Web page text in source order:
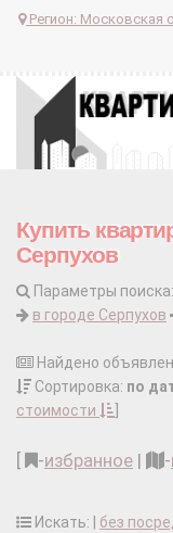
Регион: Московская
Купить
Серпухов
Параметры поиска:
в городе Серпухов
Найдено
Сортировка: по
стоимости
-избранное | -
Искать: | без